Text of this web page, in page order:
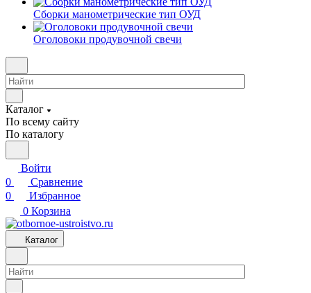
Сборки манометрические тип ОУД
Оголовоки продувочной свечи
Каталог
По всему сайту
По каталогу
Войти
0
Сравнение
0
Избранное
0 Корзина
Каталог